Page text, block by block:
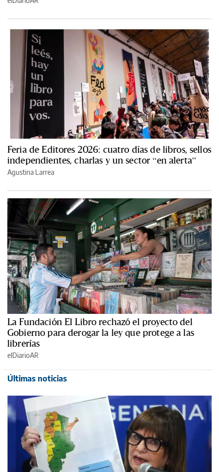
Feria de Editores 2026: cuatro días de libros, sellos
independientes, charlas y un sector “en alerta”
Agustina Larrea
La Fundación El Libro rechazó el proyecto del
Gobierno para derogar la ley que protege a las
librerías
elDiarioAR
Últimas noticias